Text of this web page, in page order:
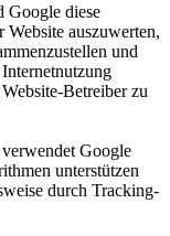
Google diese
auszuwerten,
und
Betreiber zu
Google
unterstützen
durch Tracking-